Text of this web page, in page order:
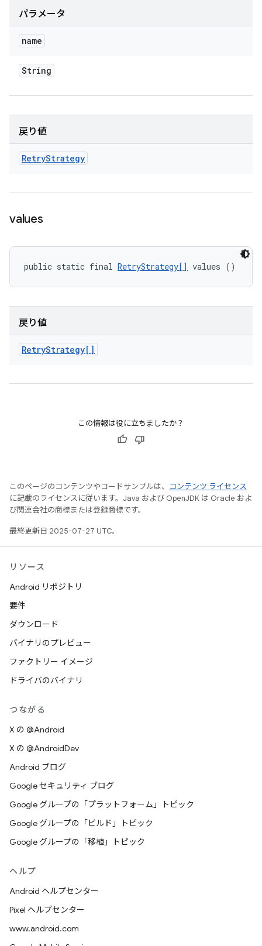
パラメータ
name
String
戻り値
RetryStrategy
values
public static final RetryStrategy[] values ()
戻り値
RetryStrategy[]
この情報は役に立ちましたか？
このページのコンテンツやコードサンプルは、
コンテンツ ライセンス
に記載のライセンスに従います。Java および OpenJDK は Oracle およ
び関連会社の商標または登録商標です。
最終更新日 2025-07-27 UTC。
リソース
Android リポジトリ
要件
ダウンロード
バイナリのプレビュー
ファクトリー イメージ
ドライバのバイナリ
つながる
X の @Android
X の @AndroidDev
Android ブログ
Google セキュリティ ブログ
Google グループの「プラットフォーム」トピック
Google グループの「ビルド」トピック
Google グループの「移植」トピック
ヘルプ
Android ヘルプセンター
Pixel ヘルプセンター
www.android.com